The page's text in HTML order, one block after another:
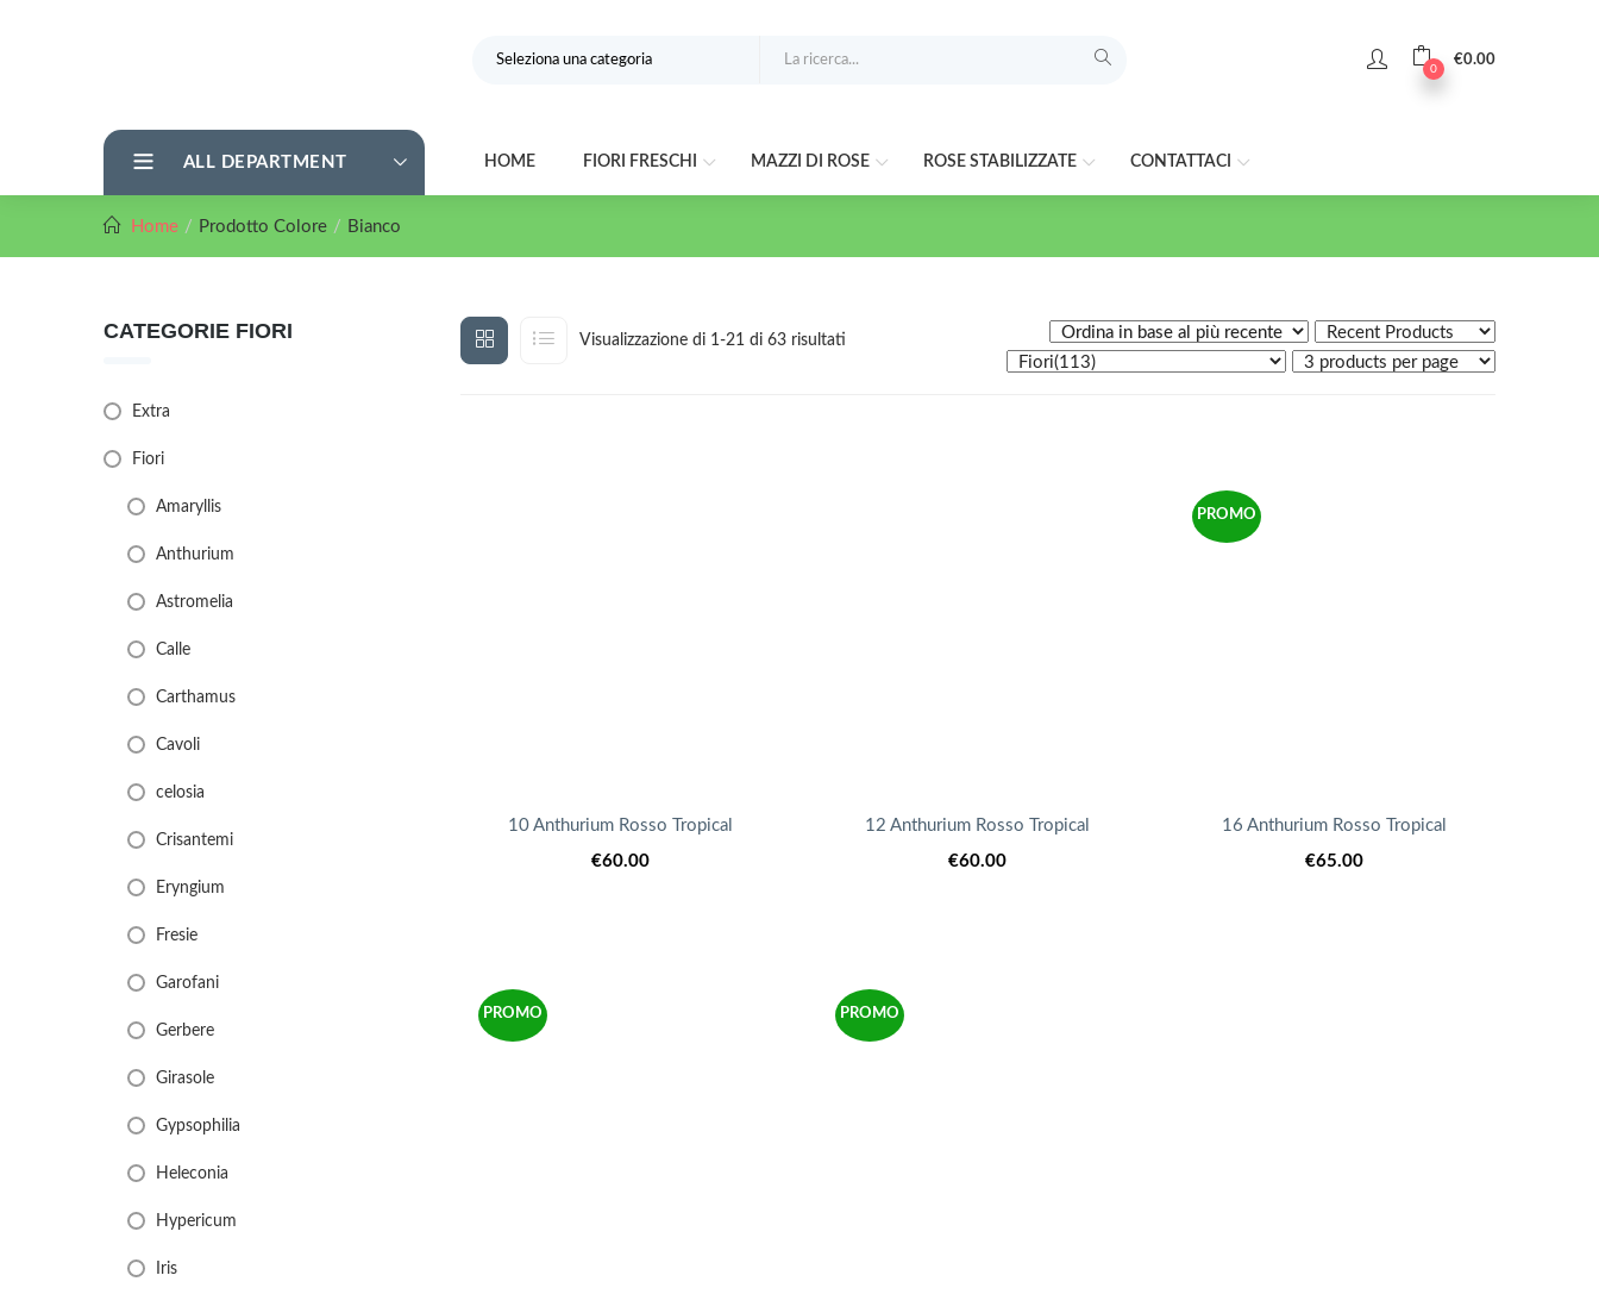
0
€0.00
ALL DEPARTMENT HOME FIORI FRESCHI MAZZI DI ROSE ROSE STABILIZZATE CONTATTACI
Home Prodotto Colore Bianco
Visualizzazione di 1-21 di 63 risultati
10 Anthurium Rosso Tropical
€60.00
12 Anthurium Rosso Tropical
€60.00
PROMO
16 Anthurium Rosso Tropical
€65.00
PROMO PROMO
CATEGORIE FIORI
Extra
Fiori
Amaryllis
Anthurium
Astromelia
Calle
Carthamus
Cavoli
celosia
Crisantemi
Eryngium
Fresie
Garofani
Gerbere
Girasole
Gypsophilia
Heleconia
Hypericum
Iris